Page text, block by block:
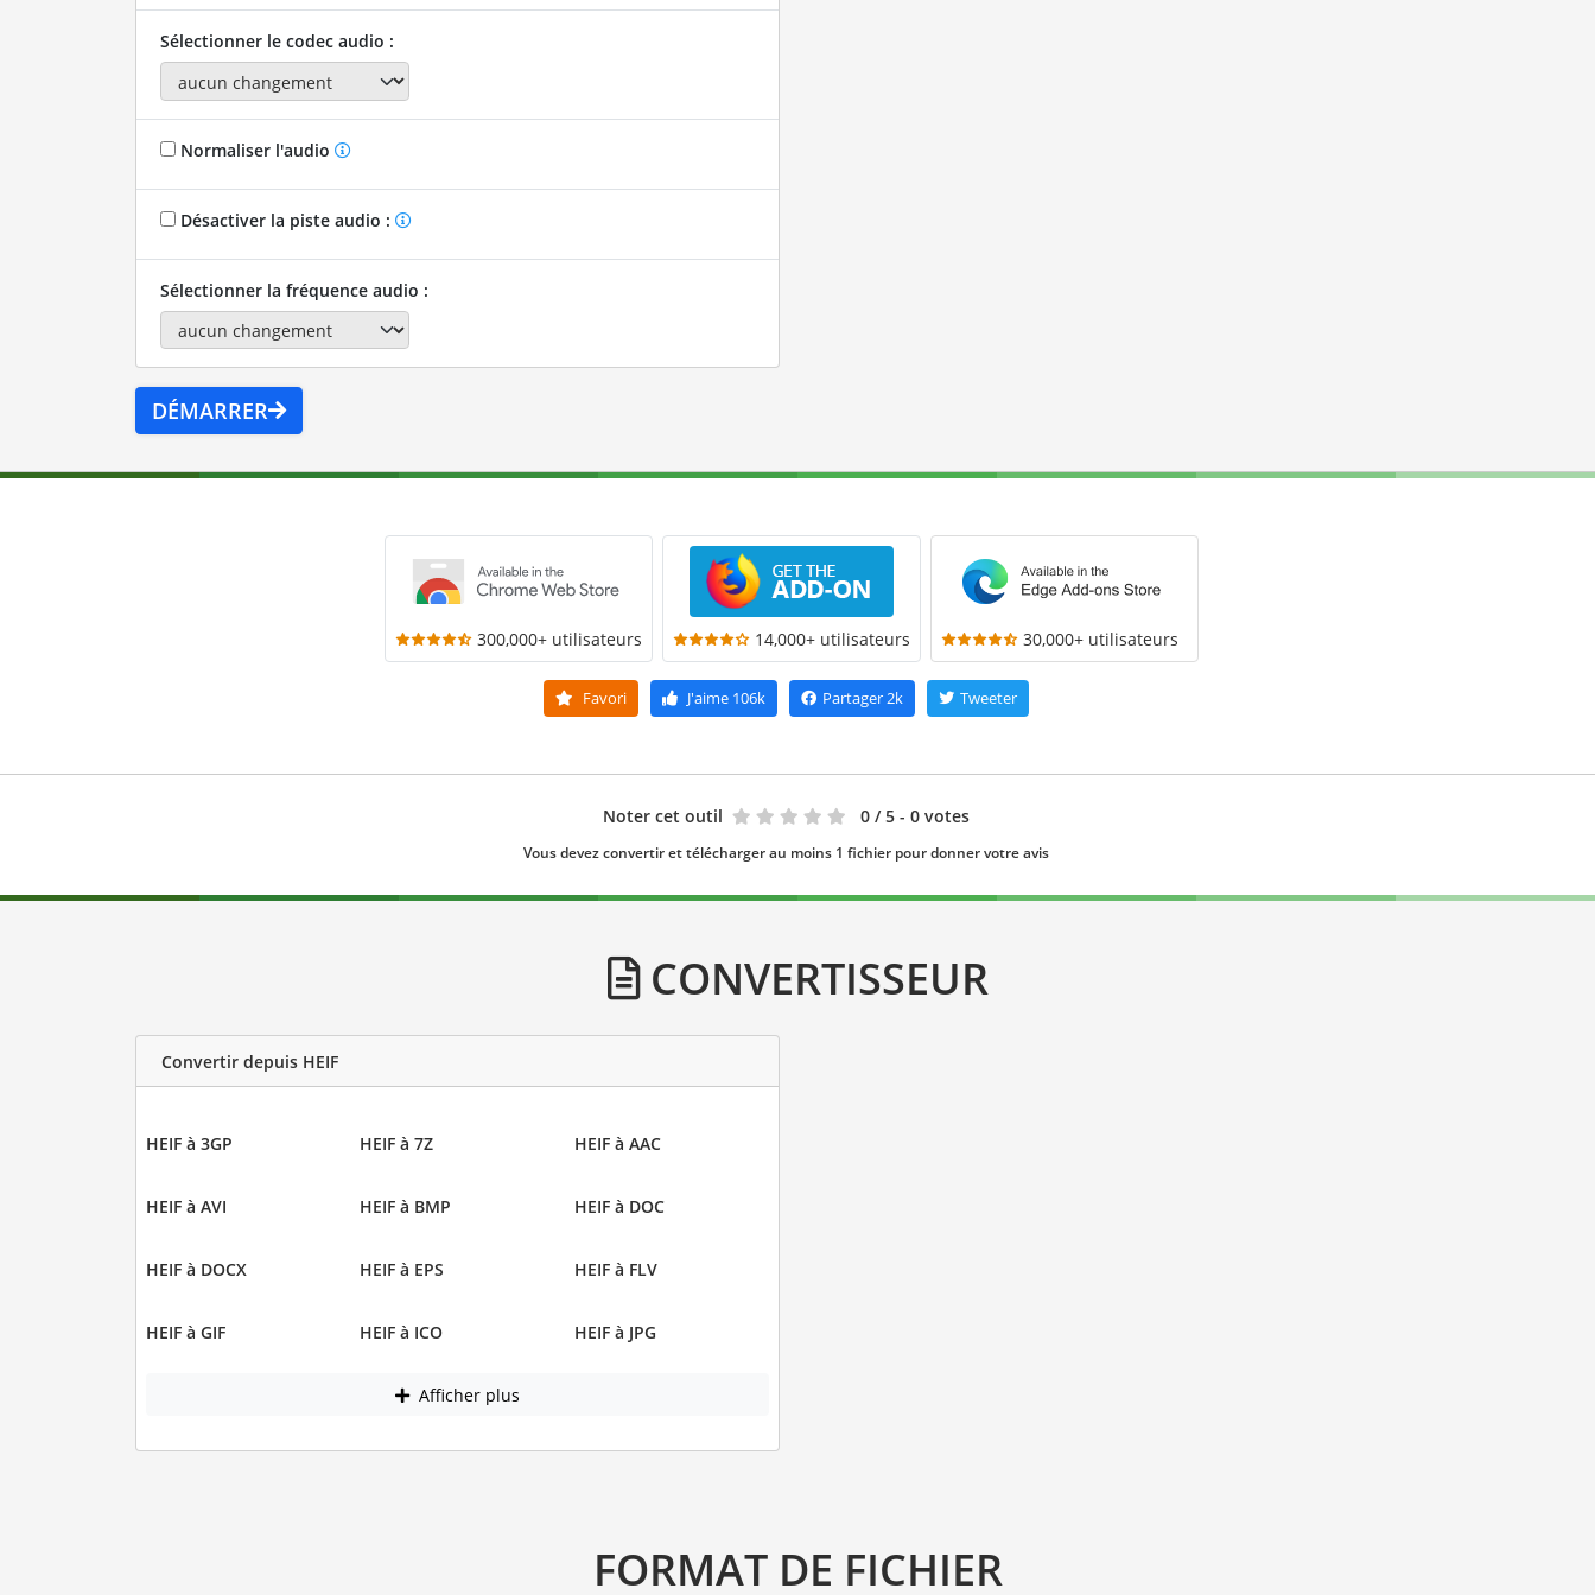
Sélectionner le codec audio :
Normaliser l'audio
Désactiver la piste audio :
Sélectionner la fréquence audio :
DÉMARRER
300,000+ utilisateurs 14,000+ utilisateurs 30,000+ utilisateurs
Favori J'aime106k Partager2k Tweeter
Noter cet outil 0 / 5 - 0 votes
Vous devez convertir et télécharger au moins 1 fichier pour donner votre avis
CONVERTISSEUR
Convertir depuis HEIF
HEIF à 3GP HEIF à 7Z HEIF à AAC
HEIF à AVI HEIF à BMP HEIF à DOC
HEIF à DOCX HEIF à EPS HEIF à FLV
HEIF à GIF HEIF à ICO HEIF à JPG
Afficher plus
FORMAT DE FICHIER